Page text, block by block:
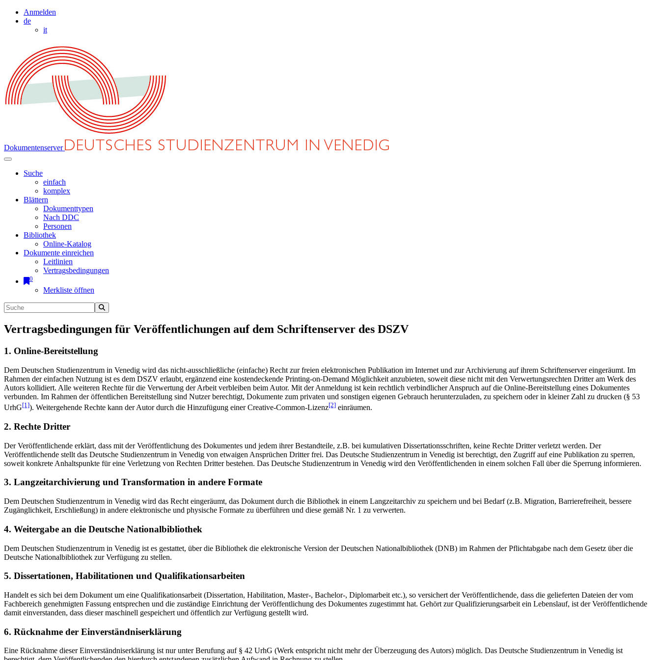
Anmelden
de
it
Dokumentenserver
Suche
einfach
komplex
Blättern
Dokumenttypen
Nach DDC
Personen
Bibliothek
Online-Katalog
Dokumente einreichen
Leitlinien
Vertragsbedingungen
0
Merkliste öffnen
Vertragsbedingungen für Veröffentlichungen auf dem Schriftenserver des DSZV
1. Online-Bereitstellung
Dem Deutschen Studienzentrum in Venedig wird das nicht-ausschließliche (einfache) Recht zur freien elektronischen Publikation im Internet und zur Archivierung auf ihrem Schriftenserver eingeräumt. Im
Rahmen der einfachen Nutzung ist es dem DSZV erlaubt, ergänzend eine kostendeckende Printing-on-Demand Möglichkeit anzubieten, soweit diese nicht mit den Verwertungsrechten Dritter am Werk des
Autors kollidiert. Alle weiteren Rechte für die Verwertung der Arbeit verbleiben beim Autor. Mit der Anmeldung ist kein rechtlich verbindlicher Anspruch auf die Online-Bereitstellung eines Dokumentes
verbunden. Im Rahmen der öffentlichen Bereitstellung sind Nutzer berechtigt, Dokumente zum privaten und sonstigen eigenen Gebrauch herunterzuladen, zu speichern oder in kleiner Zahl zu drucken (§ 53
UrhG[1]). Weitergehende Rechte kann der Autor durch die Hinzufügung einer Creative-Common-Lizenz[2] einräumen.
2. Rechte Dritter
Der Veröffentlichende erklärt, dass mit der Veröffentlichung des Dokumentes und jedem ihrer Bestandteile, z.B. bei kumulativen Dissertationsschriften, keine Rechte Dritter verletzt werden. Der
Veröffentlichende stellt das Deutsche Studienzentrum in Venedig von etwaigen Ansprüchen Dritter frei. Das Deutsche Studienzentrum in Venedig ist berechtigt, den Zugriff auf eine Publikation zu sperren,
soweit konkrete Anhaltspunkte für eine Verletzung von Rechten Dritter bestehen. Das Deutsche Studienzentrum in Venedig wird den Veröffentlichenden in einem solchen Fall über die Sperrung informieren.
3. Langzeitarchivierung und Transformation in andere Formate
Dem Deutschen Studienzentrum in Venedig wird das Recht eingeräumt, das Dokument durch die Bibliothek in einem Langzeitarchiv zu speichern und bei Bedarf (z.B. Migration, Barrierefreiheit, bessere
Zugänglichkeit, Erschließung) in andere elektronische und physische Formate zu überführen und diese gemäß Nr. 1 zu verwerten.
4. Weitergabe an die Deutsche Nationalbibliothek
Dem Deutschen Studienzentrum in Venedig ist es gestattet, über die Bibliothek die elektronische Version der Deutschen Nationalbibliothek (DNB) im Rahmen der Pflichtabgabe nach dem Gesetz über die
Deutsche Nationalbibliothek zur Verfügung zu stellen.
5. Dissertationen, Habilitationen und Qualifikationsarbeiten
Handelt es sich bei dem Dokument um eine Qualifikationsarbeit (Dissertation, Habilitation, Master-, Bachelor-, Diplomarbeit etc.), so versichert der Veröffentlichende, dass die gelieferten Dateien der vom
Fachbereich genehmigten Fassung entsprechen und die zuständige Einrichtung der Veröffentlichung des Dokumentes zugestimmt hat. Gehört zur Qualifizierungsarbeit ein Lebenslauf, ist der Veröffentlichende
damit einverstanden, dass dieser maschinell gespeichert und öffentlich zur Verfügung gestellt wird.
6. Rücknahme der Einverständniserklärung
Eine Rücknahme dieser Einverständniserklärung ist nur unter Berufung auf § 42 UrhG (Werk entspricht nicht mehr der Überzeugung des Autors) möglich. Das Deutsche Studienzentrum in Venedig ist